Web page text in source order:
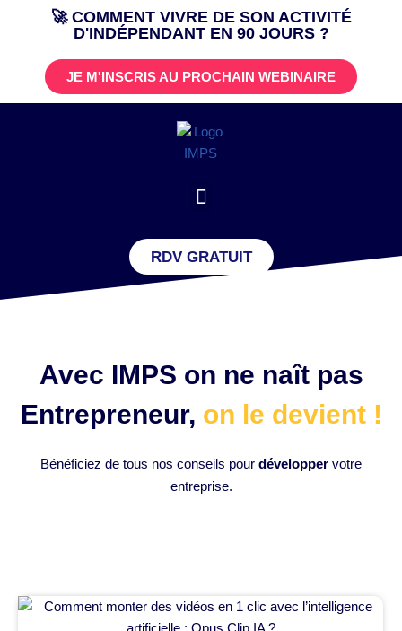
contenu
🚀 COMMENT VIVRE DE SON ACTIVITÉ
D'INDÉPENDANT EN 90 JOURS ?
JE M'INSCRIS AU PROCHAIN WEBINAIRE
RDV GRATUIT
Avec IMPS on ne naît pas
Entrepreneur, on le devient !
Bénéficiez de tous nos conseils pour développer votre
entreprise.